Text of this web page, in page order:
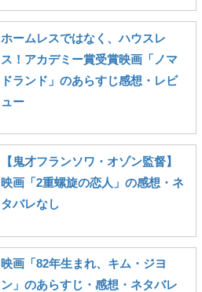
ホームレスではなく、ハウスレ
ス！アカデミー賞受賞映画「ノマ
ドランド」のあらすじ感想・レビ
ュー
【鬼才フランソワ・オゾン監督】
映画「2重螺旋の恋人」の感想・ネ
タバレなし
映画「82年生まれ、キム・ジヨ
ン」のあらすじ・感想・ネタバレ